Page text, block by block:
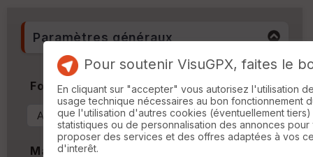
Paramètres généraux
Format & Orientation
Marges
Pour soutenir VisuGPX, faites le
En cliquant sur "accepter" vous autorisez l'utilisation
usage technique nécessaires au bon fonctionnement
que l'utilisation d'autres cookies (éventuellement
statistiques ou de personnalisation des annonces pour
proposer des services et des offres adaptées à vos
d'interêt.